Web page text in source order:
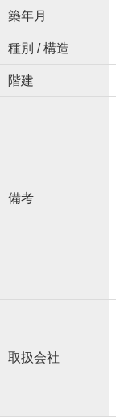
築年月
種別 / 構造
階建
備考
取扱会社